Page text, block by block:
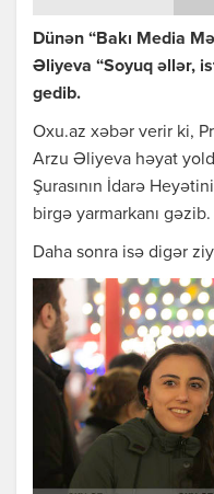
Dünən “Bakı Media
Əliyeva “Soyuq əllər,
gedib.
Oxu.az xəbər verir ki,
Arzu Əliyeva həyat
Şurasının İdarə
birgə yarmarkanı gəzib.
Daha sonra isə digər